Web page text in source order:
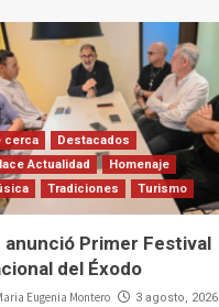
cerca
Destacados
Actualidad
Homenaje
Tradiciones Turismo
anunció Primer Festival
del Éxodo
Eugenia Montero 3 agosto, 2026